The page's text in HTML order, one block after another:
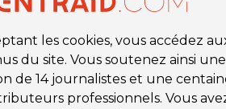
les cookies, vous accédez
du site. Vous soutenez ainsi une
de 14 journalistes et une
professionnels. Vous